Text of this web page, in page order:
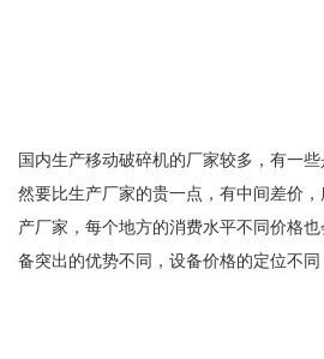
国内生产移动破碎机的厂家较多，有一
然要比生产厂家的贵一点，有中间差价
产厂家，每个地方的消费水平不同价格
备突出的优势不同，设备价格的定位不同